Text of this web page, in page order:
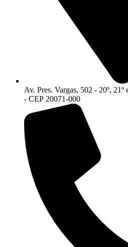
Av. Pres. Vargas, 502 - 20º,
- CEP 20071-000